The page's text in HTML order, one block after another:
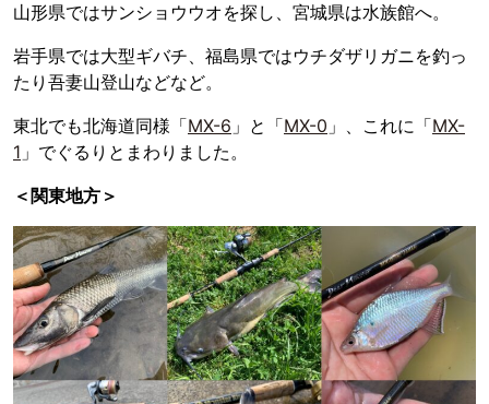
山形県ではサンショウウオを探し、宮城県は水族館へ。
岩手県では大型ギバチ、福島県ではウチダザリガニを釣っ
たり吾妻山登山などなど。
東北でも北海道同様「MX-6 」と「MX-0 」、これに「MX-
1 」でぐるりとまわりました。
＜関東地方＞